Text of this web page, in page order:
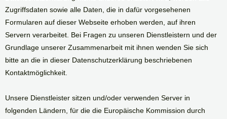
Zugriffsdaten sowie alle Daten, die in dafür vorgesehenen
Formularen auf dieser Webseite erhoben werden, auf ihren
Servern verarbeitet. Bei Fragen zu unseren Dienstleistern und der
Grundlage unserer Zusammenarbeit mit ihnen wenden Sie sich
bitte an die in dieser Datenschutzerklärung beschriebenen
Kontaktmöglichkeit.
Unsere Dienstleister sitzen und/oder verwenden Server in
folgenden Ländern, für die die Europäische Kommission durch